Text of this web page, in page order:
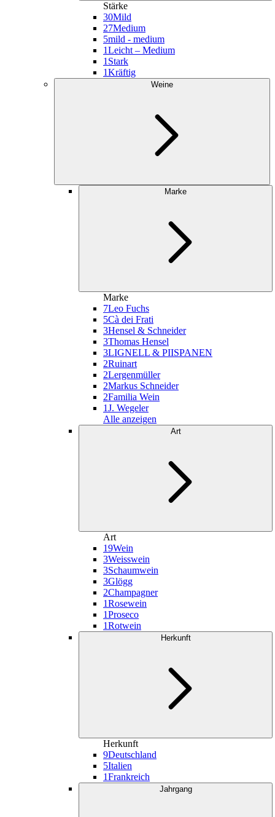
Stärke
30Mild
27Medium
5mild - medium
1Leicht – Medium
1 Stark
1Kräftig
Weine
Marke
Marke
7Leo Fuchs
5Cà dei Frati
3Hensel & Schneider
3Thomas Hensel
3LIGNELL & PIISPANEN
2Ruinart
2Lergenmüller
2Markus Schneider
2Familia Wein
1J. Wegeler
Alle anzeigen
Art
Art
19Wein
3Weisswein
3Schaumwein
3Glögg
2Champagner
1Rosewein
1Proseco
1Rotwein
Herkunft
Herkunft
9Deutschland
5Italien
1Frankreich
Jahrgang